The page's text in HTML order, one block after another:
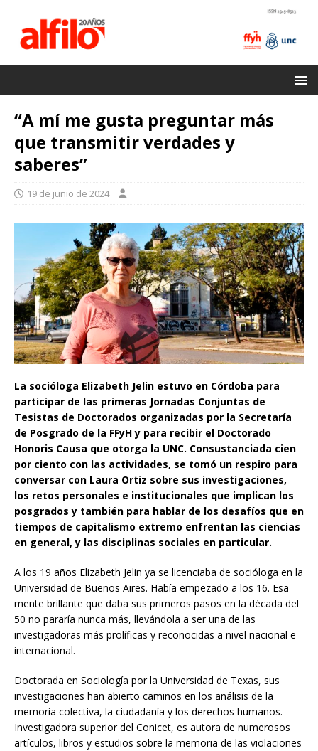
“A mí me gusta preguntar más
que transmitir verdades y
saberes”
19 de junio de 2024
La socióloga Elizabeth Jelin estuvo en Córdoba para
participar de las primeras Jornadas Conjuntas de
Tesistas de Doctorados organizadas por la Secretaría
de Posgrado de la FFyH y para recibir el Doctorado
Honoris Causa que otorga la UNC. Consustanciada cien
por ciento con las actividades, se tomó un respiro para
conversar con Laura Ortiz sobre sus investigaciones,
los retos personales e institucionales que implican los
posgrados y también para hablar de los desafíos que en
tiempos de capitalismo extremo enfrentan las ciencias
en general, y las disciplinas sociales en particular.
A los 19 años Elizabeth Jelin ya se licenciaba de socióloga en la
Universidad de Buenos Aires. Había empezado a los 16. Esa
mente brillante que daba sus primeros pasos en la década del
50 no pararía nunca más, llevándola a ser una de las
investigadoras más prolíficas y reconocidas a nivel nacional e
internacional.
Doctorada en Sociología por la Universidad de Texas, sus
investigaciones han abierto caminos en los análisis de la
memoria colectiva, la ciudadanía y los derechos humanos.
Investigadora superior del Conicet, es autora de numerosos
artículos, libros y estudios sobre la memoria de las violaciones